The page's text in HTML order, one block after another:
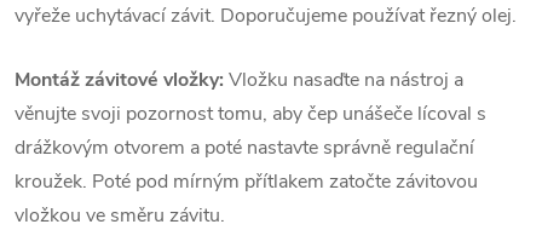
vyřeže uchytávací závit. Doporučujeme používat řezný olej.
Montáž závitové vložky: Vložku nasaďte na nástroj a
věnujte svoji pozornost tomu, aby čep unášeče lícoval s
drážkovým otvorem a poté nastavte správně regulační
kroužek. Poté pod mírným přítlakem zatočte závitovou
vložkou ve směru závitu.